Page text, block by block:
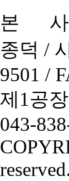
본 사 :
종덕 /
9501 /
제1공
043-